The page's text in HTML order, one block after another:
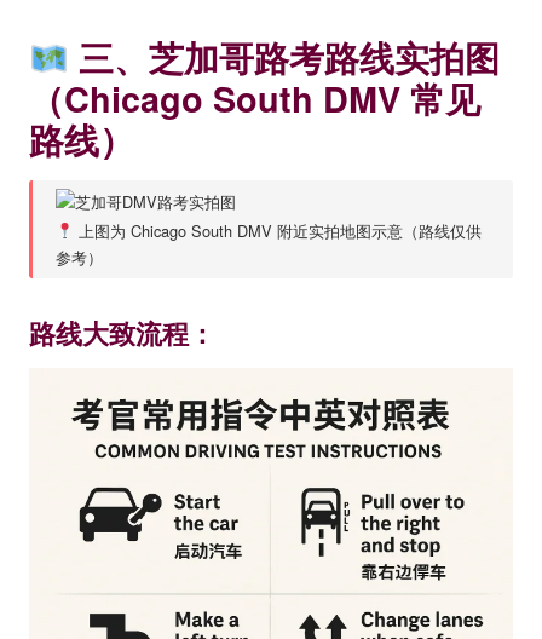
三、芝加哥路考路线实拍图
（Chicago South DMV 常见
路线）
上图为 Chicago South DMV 附近实拍地图示意（路线仅供
参考）
路线大致流程：